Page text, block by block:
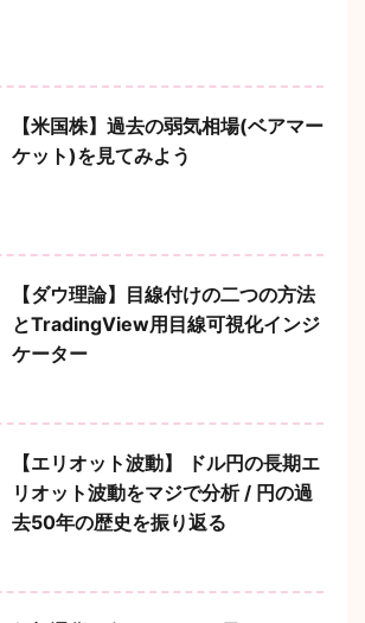
【米国株】過去の弱気相場(ベアマー
ケット)を見てみよう
【ダウ理論】目線付けの二つの方法
とTradingView用目線可視化インジ
ケーター
【エリオット波動】 ドル円の長期エ
リオット波動をマジで分析 / 円の過
去50年の歴史を振り返る